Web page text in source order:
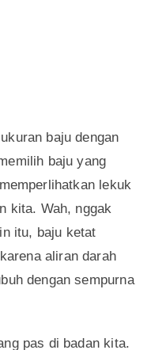
baju dengan
baju yang
lekuk
kita. Wah, nggak
itu, baju ketat
aliran darah
dengan sempurna
pas di badan kita.